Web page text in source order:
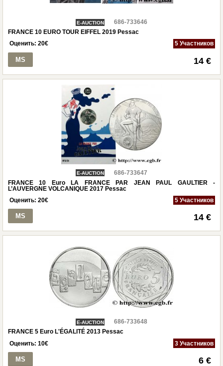
E-AUCTION
686-733646
FRANCE 10 EURO TOUR EIFFEL 2019 Pessac
Оценить: 20€ 5 Участников
MS 14 €
E-AUCTION
686-733647
FRANCE 10 Euro LA FRANCE PAR JEAN PAUL GAULTIER -
L’AUVERGNE VOLCANIQUE 2017 Pessac
Оценить: 20€ 5 Участников
MS 14 €
E-AUCTION
686-733648
FRANCE 5 Euro L'ÉGALITÉ 2013 Pessac
Оценить: 10€ 3 Участников
MS 6 €